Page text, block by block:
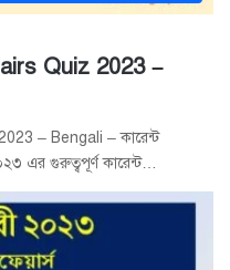
Quiz 2023 –
– Bengali – কারেন্ট
এর গুরুত্বপূর্ণ কারেন্ট…